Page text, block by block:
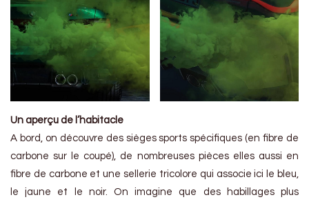
Un aperçu de l’habitacle
A bord, on découvre des sièges sports spécifiques (en fibre de
carbone sur le coupé), de nombreuses pièces elles aussi en
fibre de carbone et une sellerie tricolore qui associe ici le bleu,
le jaune et le noir. On imagine que des habillages plus